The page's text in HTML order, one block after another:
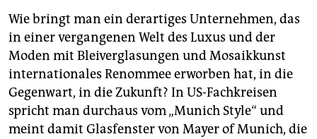
Wie bringt man ein derartiges Unternehmen, das
in einer vergangenen Welt des Luxus und der
Moden mit Bleiverglasungen und Mosaikkunst
internationales Renommee erworben hat, in die
Gegenwart, in die Zukunft? In US-Fachkreisen
spricht man durchaus vom „Munich Style“ und
meint damit Glasfenster von Mayer of Munich, die